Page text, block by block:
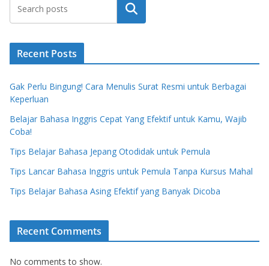
Search
Recent Posts
Gak Perlu Bingung! Cara Menulis Surat Resmi untuk Berbagai
Keperluan
Belajar Bahasa Inggris Cepat Yang Efektif untuk Kamu, Wajib
Coba!
Tips Belajar Bahasa Jepang Otodidak untuk Pemula
Tips Lancar Bahasa Inggris untuk Pemula Tanpa Kursus Mahal
Tips Belajar Bahasa Asing Efektif yang Banyak Dicoba
Recent Comments
No comments to show.